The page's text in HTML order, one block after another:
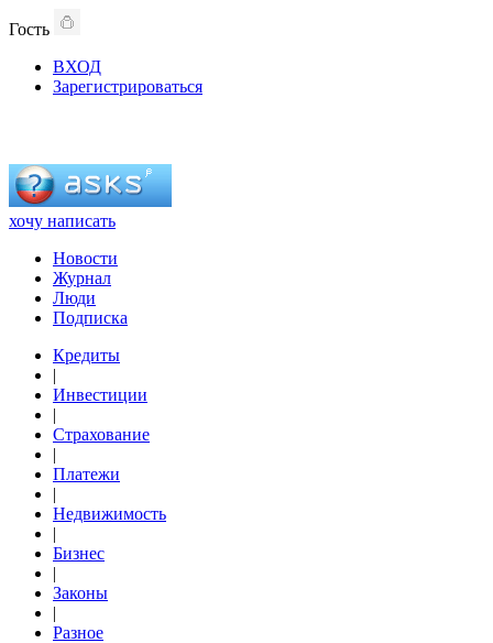
Гость
ВХОД
Зарегистрироваться
хочу написать
Новости
Журнал
Люди
Подписка
Кредиты
|
Инвестиции
|
Страхование
|
Платежи
|
Недвижимость
|
Бизнес
|
Законы
|
Разное